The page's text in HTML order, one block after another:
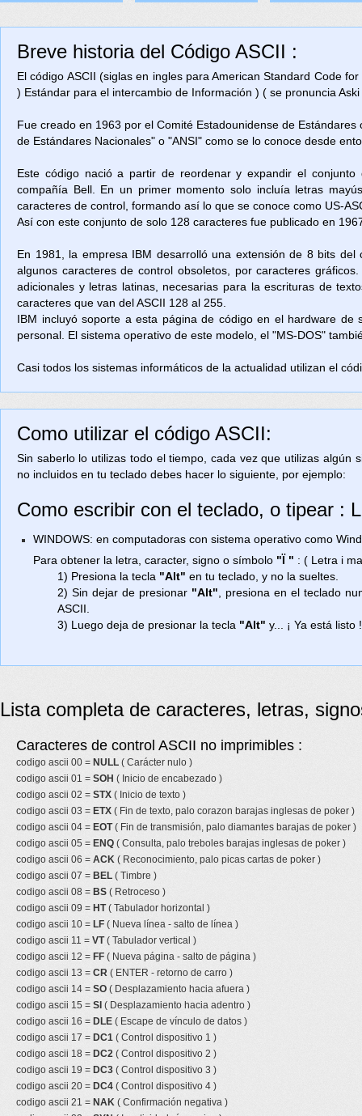
Breve historia del Código ASCII :
El código ASCII (siglas en ingles para American Standard Code
) Estándar para el intercambio de Información ) ( se pronuncia Aski
Fue creado en 1963 por el Comité Estadounidense de
de Estándares Nacionales" o "ANSI" como se lo conoce desde
Este código nació a partir de reordenar y expandir el
compañía Bell. En un primer momento solo incluía letras
caracteres de control, formando así lo que se conoce como US-
Así con este conjunto de solo 128 caracteres fue publicado en
En 1981, la empresa IBM desarrolló una extensión de 8 bits
algunos caracteres de control obsoletos, por caracteres
adicionales y letras latinas, necesarias para la escrituras de
caracteres que van del ASCII 128 al 255.
IBM incluyó soporte a esta página de código en el hardware
personal. El sistema operativo de este modelo, el "MS-DOS"
Casi todos los sistemas informáticos de la actualidad utilizan el
Como utilizar el código ASCII:
Sin saberlo lo utilizas todo el tiempo, cada vez que utilizas
no incluidos en tu teclado debes hacer lo siguiente, por ejemplo:
Como escribir con el teclado, o tipear :
WINDOWS: en computadoras con sistema operativo como
Para obtener la letra, caracter, signo o símbolo "Ï " : ( Letra i
1) Presiona la tecla "Alt" en tu teclado, y no la sueltes.
2) Sin dejar de presionar "Alt" , presiona en el teclado
ASCII.
3) Luego deja de presionar la tecla "Alt" y... ¡ Ya está listo
Lista completa de caracteres, letras,
Caracteres de control ASCII no imprimibles :
codigo ascii 00 = NULL ( Carácter nulo )
codigo ascii 01 = SOH ( Inicio de encabezado )
codigo ascii 02 = STX ( Inicio de texto )
codigo ascii 03 = ETX ( Fin de texto, palo corazon barajas inglesas de poker )
codigo ascii 04 = EOT( Fin de transmisión, palo diamantes barajas de poker )
codigo ascii 05 = ENQ ( Consulta, palo treboles barajas inglesas de poker )
codigo ascii 06 = ACK ( Reconocimiento, palo picas cartas de poker )
codigo ascii 07 = BEL ( Timbre )
codigo ascii 08 = BS ( Retroceso )
codigo ascii 09 = HT( Tabulador horizontal )
codigo ascii 10 = LF ( Nueva línea - salto de línea )
codigo ascii 11 = VT( Tabulador vertical )
codigo ascii 12 = FF ( Nueva página - salto de página )
codigo ascii 13 = CR ( ENTER - retorno de carro )
codigo ascii 14 = SO ( Desplazamiento hacia afuera )
codigo ascii 15 = SI ( Desplazamiento hacia adentro )
codigo ascii 16 = DLE ( Escape de vínculo de datos )
codigo ascii 17 = DC1 ( Control dispositivo 1 )
codigo ascii 18 = DC2 ( Control dispositivo 2 )
codigo ascii 19 = DC3 ( Control dispositivo 3 )
codigo ascii 20 = DC4 ( Control dispositivo 4 )
codigo ascii 21 = NAK ( Confirmación negativa )